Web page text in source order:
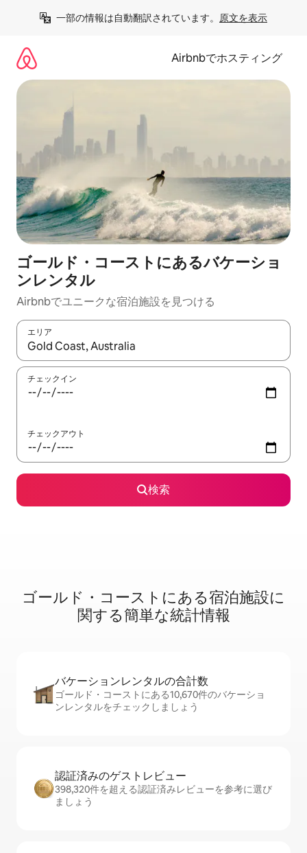
一部の情報は自動翻訳されています。 原文を表示
Airbnbでホスティング
ゴールド・コーストにあるバケーショ
ンレンタル
Airbnbでユニークな宿泊施設を見つける
エリア
検索結果が表示されたら、上下の矢印キーを使って移動するか
チェックイン
チェックアウト
検索
ゴールド・コーストに⁠あ⁠る宿⁠泊⁠施⁠設⁠に
関⁠す⁠る簡⁠単⁠な統⁠計⁠情⁠報
バケーションレ⁠ン⁠タ⁠ル⁠の合⁠計⁠数
ゴールド・コーストにある10,670件のバケーショ
ンレンタルをチェックしましょう
認証済みのゲ⁠ス⁠ト⁠レ⁠ビ⁠ュ⁠ー
398,320件を超える認証済みレビューを参考に選び
ましょう